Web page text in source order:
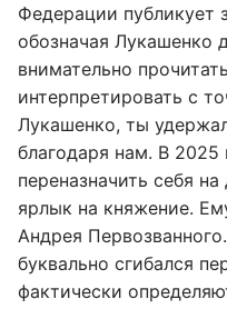
Федерации публикует
обозначая Лукашенко
внимательно
интерпретировать с
Лукашенко, ты
благодаря нам. В 2025
переназначить себя
ярлык на княжение.
Андрея
буквально сгибался
фактически